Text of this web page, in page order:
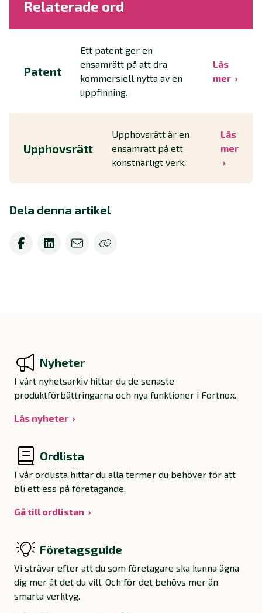
Relaterade ord
Patent
Ett patent ger en
ensamrätt på att dra
kommersiell nytta av en
uppfinning.
Läs
mer
Upphovsrätt
Upphovsrätt är en
ensamrätt på ett
konstnärligt verk.
Läs
mer
Dela denna artikel
Nyheter
I vårt nyhetsarkiv hittar du de senaste
produktförbättringarna och nya funktioner i Fortnox.
Läs nyheter
Ordlista
I vår ordlista hittar du alla termer du behöver för att
bli ett ess på företagande.
Gå till ordlistan
Företagsguide
Vi strävar efter att du som företagare ska kunna ägna
dig mer åt det du vill. Och för det behövs mer än
smarta verktyg.